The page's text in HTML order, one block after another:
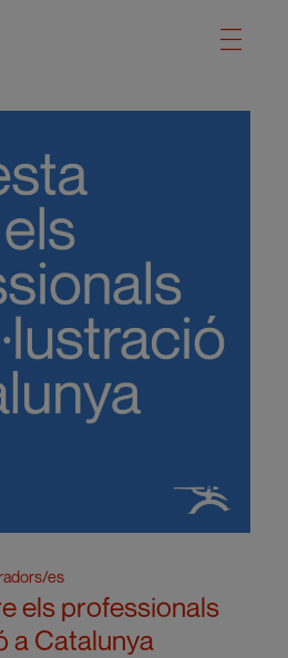
es
els professionals
a Catalunya